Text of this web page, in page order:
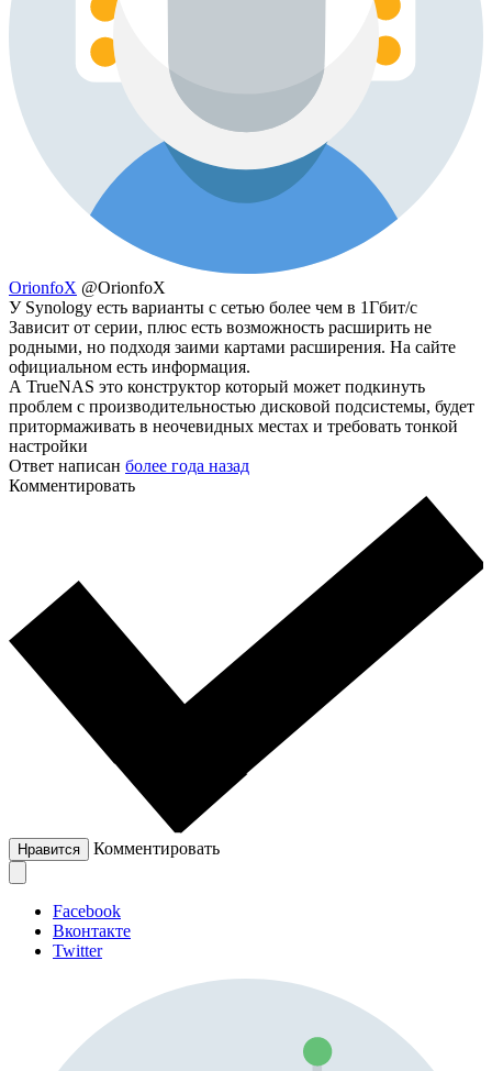
OrionfoX @OrionfoX
У Synology есть варианты с сетью более чем в 1Гбит/с
Зависит от серии, плюс есть возможность расширить не
родными, но подходя заими картами расширения. На сайте
официальном есть информация.
А TrueNAS это конструктор который может подкинуть
проблем с производительностью дисковой подсистемы, будет
притормаживать в неочевидных местах и требовать тонкой
настройки
Ответ написан более года назад
Комментировать
Нравится Комментировать
Facebook
Вконтакте
Twitter